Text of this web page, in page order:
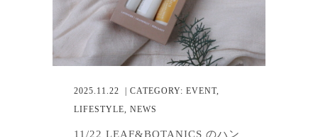
2025.11.22 | CATEGORY: EVENT,
LIFESTYLE, NEWS
11/22 LEAF&BOTANICS のハン